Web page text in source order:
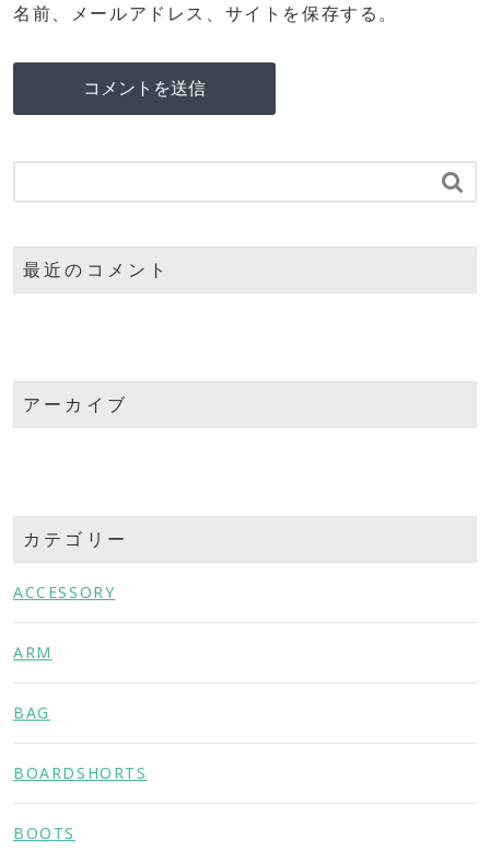
名前、メールアドレス、サイトを保存する。

最近のコメント
アーカイブ
カテゴリー
ACCESSORY
ARM
BAG
BOARDSHORTS
BOOTS